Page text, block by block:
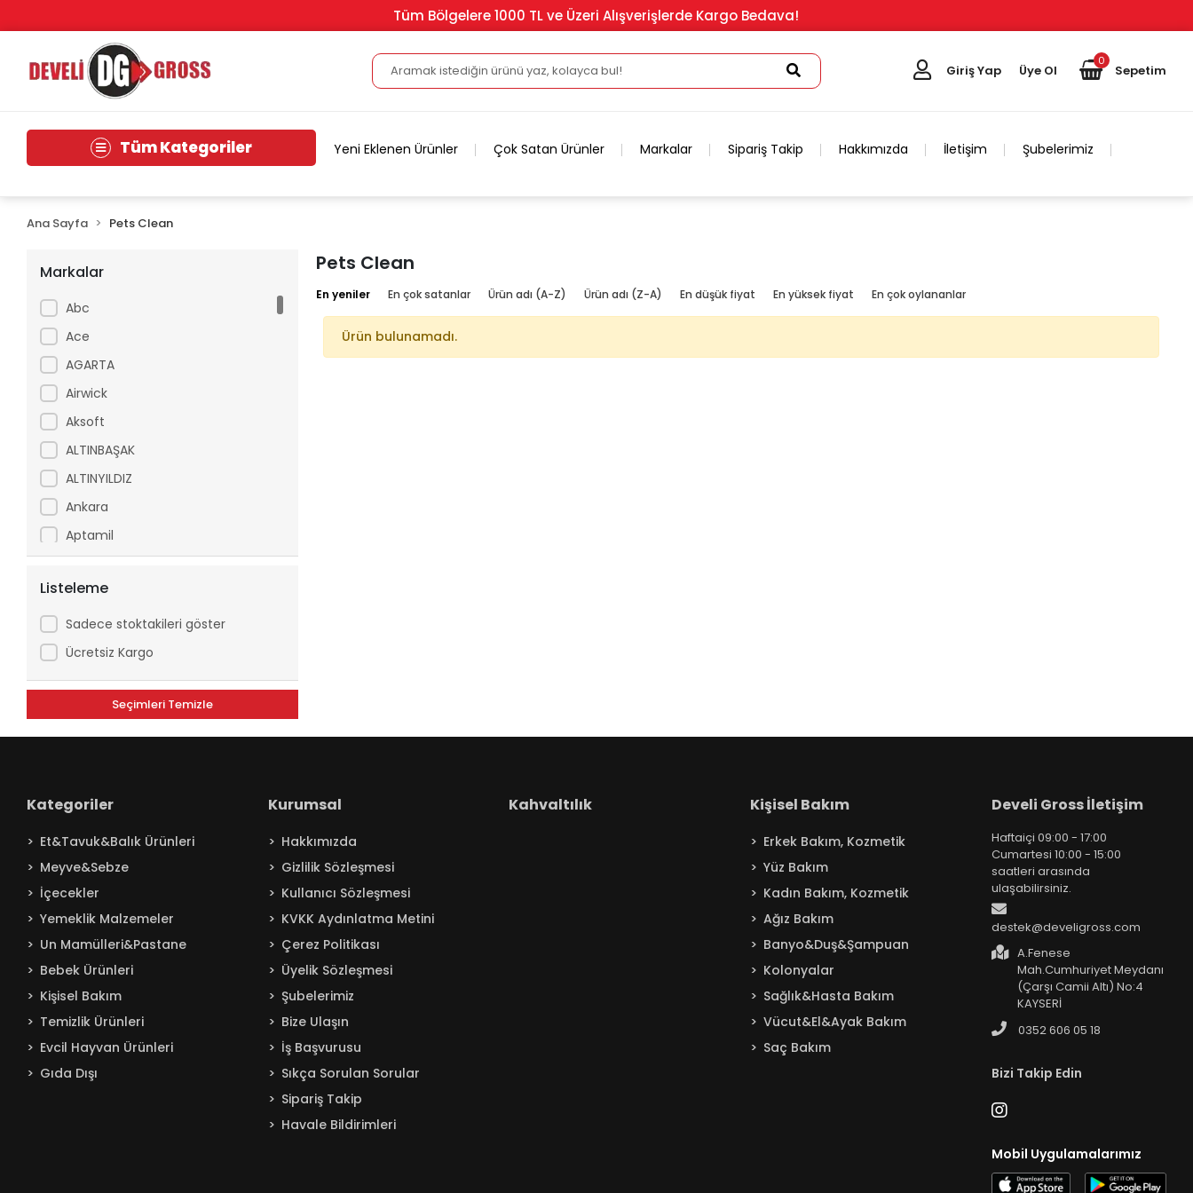
Tüm Bölgelere 1000 TL ve Üzeri Alışverişlerde Kargo Bedava!
Giriş Yap Üye Ol
0
Sepetim
Tüm Kategoriler Yeni Eklenen Ürünler Çok Satan Ürünler Markalar Sipariş Takip Hakkımızda İletişim Şubelerimiz
Ana Sayfa Pets Clean
Markalar
Abc
Ace
AGARTA
Airwick
Aksoft
ALTINBAŞAK
ALTINYILDIZ
Ankara
Aptamil
Ariel
Arko
Asperox
ASSE
ATILGAN
Avşar
Baby Turco
Badem
Bağdat
Bebelac
Beta
Beyaz
BEYPAZARI
Bingo
Listeleme
Sadece stoktakileri göster
Ücretsiz Kargo
Seçimleri Temizle
Pets Clean
En yeniler En çok satanlar Ürün adı (A-Z) Ürün adı (Z-A) En düşük fiyat En yüksek fiyat En çok oylananlar
Ürün bulunamadı.
Kategoriler
Et&Tavuk&Balık Ürünleri
Meyve&Sebze
İçecekler
Yemeklik Malzemeler
Un Mamülleri&Pastane
Bebek Ürünleri
Kişisel Bakım
Temizlik Ürünleri
Evcil Hayvan Ürünleri
Gıda Dışı
Kurumsal
Hakkımızda
Gizlilik Sözleşmesi
Kullanıcı Sözleşmesi
KVKK Aydınlatma Metini
Çerez Politikası
Üyelik Sözleşmesi
Şubelerimiz
Bize Ulaşın
İş Başvurusu
Sıkça Sorulan Sorular
Sipariş Takip
Havale Bildirimleri
Kahvaltılık Kişisel Bakım
Erkek Bakım, Kozmetik
Yüz Bakım
Kadın Bakım, Kozmetik
Ağız Bakım
Banyo&Duş&Şampuan
Kolonyalar
Sağlık&Hasta Bakım
Vücut&El&Ayak Bakım
Saç Bakım
Develi Gross İletişim
Haftaiçi 09:00 - 17:00
Cumartesi 10:00 - 15:00
saatleri arasında
ulaşabilirsiniz.
destek@develigross.com
A.Fenese
Mah.Cumhuriyet Meydanı
(Çarşı Camii Altı) No:4
KAYSERİ
0352 606 05 18
Bizi Takip Edin
Mobil Uygulamalarımız